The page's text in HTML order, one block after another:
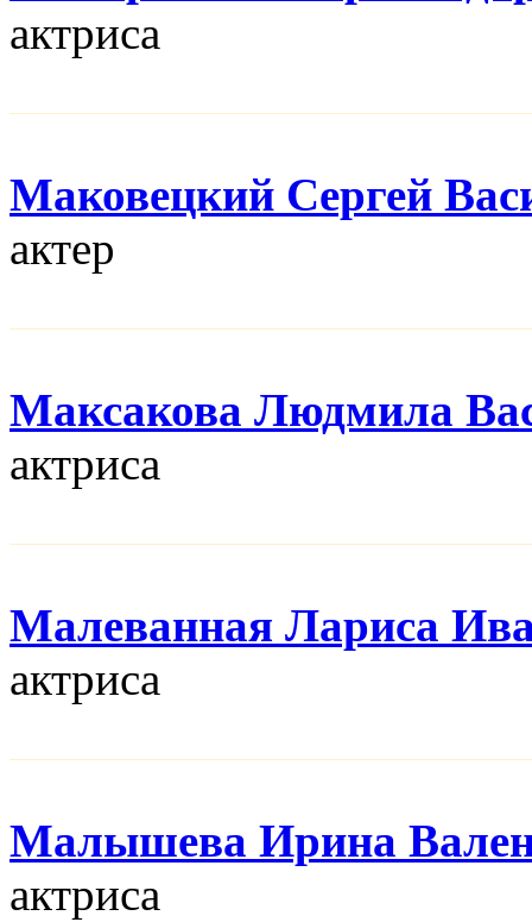
актриса
Маковецкий Сергей
актер
Максакова Людмила
актриса
Малеванная Лариса
актриса
Малышева Ирина
актриса